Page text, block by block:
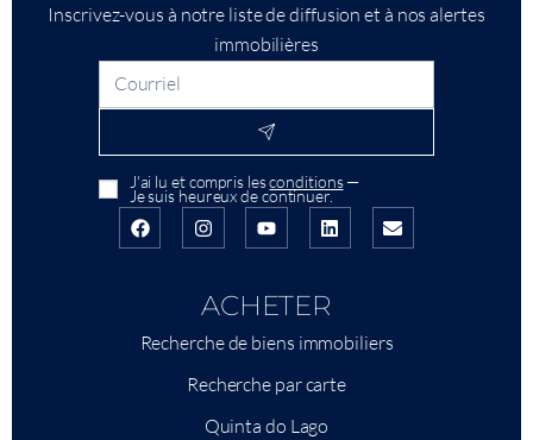
Inscrivez-vous à notre liste de diffusion et à nos alertes
immobilières
J'ai lu et compris lesconditions—
Je suis heureux de continuer.
ACHETER
Recherche de biens immobiliers
Recherche par carte
Quinta do Lago